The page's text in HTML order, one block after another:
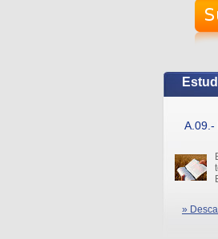
A.09.-
»